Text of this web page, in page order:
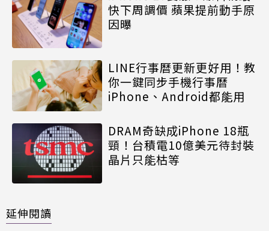
快下周調價 蘋果提前動手原
因曝
LINE行事曆更新更好用！教
你一鍵同步手機行事曆
iPhone、Android都能用
DRAM奇缺成iPhone 18瓶
頸！台積電10億美元待封裝
晶片只能枯等
延伸閱讀